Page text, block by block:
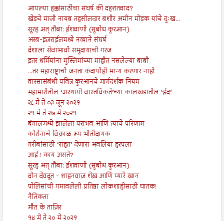
आपल्या हक्कांसाठीचा संघर्ष की दहशतवाद?
खेडचे माजी नायब तहसीलदार बशीर अमीन मोडक यांचे दुःख...
सूरह अत् तौबा: ईशवाणी (सुबोध कुरआन)
अरब-इज़राईलमध्ये नव्याने संघर्ष
देशाला सेवाभावी समुदायाची गरज
इतर धर्मियांना मुस्लिमांच्या माहीत नसलेल्या बाबी
...तर महाराष्ट्राची जनता कदापीही मान्य करणार नाही
वारसासंबंधी पवित्र कुरआनचे मार्गदर्शक नियम
महामारीतील ‘अस्थायी वास्तविकते’च्या कालखंडातील ‘ईद’
२८ मे ते ०३ जून २०२१
२१ मे ते २७ मे २०२१
बंगालमध्ये झालेला पराभव आणि त्याचे परिणाम
कोरोनाचे विक्राळ रूप भीतीदायक
गरीबांसाठी ‘राहत’ देणारा अवलिया हरपला
आई ! काय असते?
सूरह अत् तौबा: ईशवाणी (सुबोध कुरआन)
दोन देवदूत - शाहनवाज़ शेख़ आणि प्यारे खान
पोलिसांची गमावलेली प्रतिष्ठा लोकशाहीसाठी घातक!
नैतिकता
मौत के ताज़िर
१४ मे ते २० मे २०२१